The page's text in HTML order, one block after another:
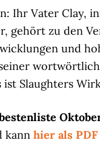
Ihr Vater Clay,
gehört zu den
und
ist Slaughters
kann hier als PDF